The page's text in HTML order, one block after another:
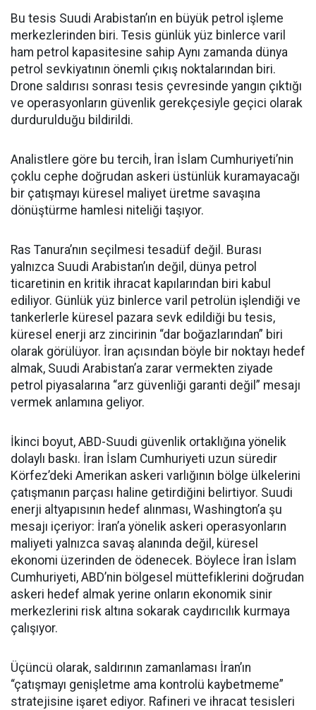
Bu tesis Suudi Arabistan’ın en büyük petrol işleme
merkezlerinden biri. Tesis günlük yüz binlerce varil
ham petrol kapasitesine sahip Aynı zamanda dünya
petrol sevkiyatının önemli çıkış noktalarından biri.
Drone saldırısı sonrası tesis çevresinde yangın çıktığı
ve operasyonların güvenlik gerekçesiyle geçici olarak
durdurulduğu bildirildi.
Analistlere göre bu tercih, İran İslam Cumhuriyeti’nin
çoklu cephe doğrudan askeri üstünlük kuramayacağı
bir çatışmayı küresel maliyet üretme savaşına
dönüştürme hamlesi niteliği taşıyor.
Ras Tanura’nın seçilmesi tesadüf değil. Burası
yalnızca Suudi Arabistan’ın değil, dünya petrol
ticaretinin en kritik ihracat kapılarından biri kabul
ediliyor. Günlük yüz binlerce varil petrolün işlendiği ve
tankerlerle küresel pazara sevk edildiği bu tesis,
küresel enerji arz zincirinin “dar boğazlarından” biri
olarak görülüyor. İran açısından böyle bir noktayı hedef
almak, Suudi Arabistan’a zarar vermekten ziyade
petrol piyasalarına “arz güvenliği garanti değil” mesajı
vermek anlamına geliyor.
İkinci boyut, ABD-Suudi güvenlik ortaklığına yönelik
dolaylı baskı. İran İslam Cumhuriyeti uzun süredir
Körfez’deki Amerikan askeri varlığının bölge ülkelerini
çatışmanın parçası haline getirdiğini belirtiyor. Suudi
enerji altyapısının hedef alınması, Washington’a şu
mesajı içeriyor: İran’a yönelik askeri operasyonların
maliyeti yalnızca savaş alanında değil, küresel
ekonomi üzerinden de ödenecek. Böylece İran İslam
Cumhuriyeti, ABD’nin bölgesel müttefiklerini doğrudan
askeri hedef almak yerine onların ekonomik sinir
merkezlerini risk altına sokarak caydırıcılık kurmaya
çalışıyor.
Üçüncü olarak, saldırının zamanlaması İran’ın
“çatışmayı genişletme ama kontrolü kaybetmeme”
stratejisine işaret ediyor. Rafineri ve ihracat tesisleri